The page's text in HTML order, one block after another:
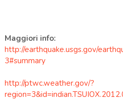
Maggiori info:
http://earthquake.usgs.gov/
3#summary
http://ptwc.weather.gov/?